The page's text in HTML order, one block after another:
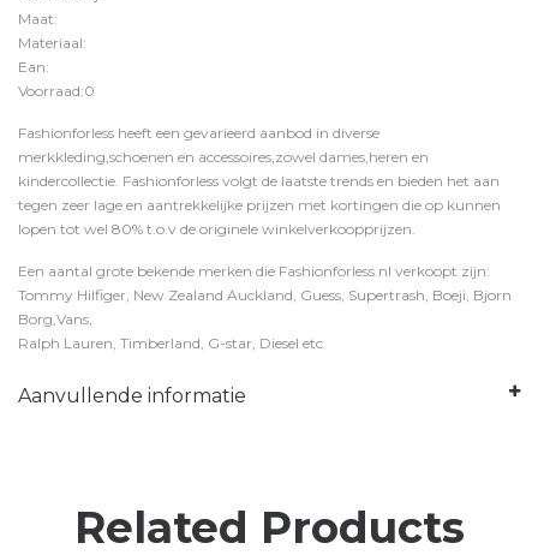
Maat:
Materiaal:
Ean:
Voorraad:0
Fashionforless heeft een gevarieerd aanbod in diverse
merkkleding,schoenen en accessoires,zowel dames,heren en
kindercollectie. Fashionforless volgt de laatste trends en bieden het aan
tegen zeer lage en aantrekkelijke prijzen met kortingen die op kunnen
lopen tot wel 80% t.o.v de originele winkelverkoopprijzen.
Een aantal grote bekende merken die Fashionforless.nl verkoopt zijn:
Tommy Hilfiger, New Zealand Auckland, Guess, Supertrash, Boeji, Bjorn
Borg,Vans,
Ralph Lauren, Timberland, G-star, Diesel etc.
Aanvullende informatie
Related Products